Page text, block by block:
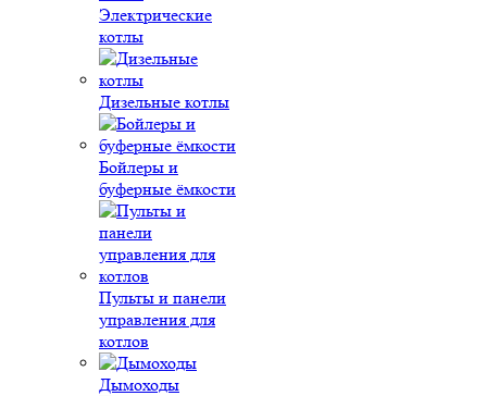
Электрические
котлы
Дизельные котлы
Бойлеры и
буферные ёмкости
Пульты и панели
управления для
котлов
Дымоходы